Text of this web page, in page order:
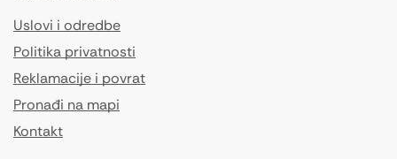
Uslovi i odredbe
Politika privatnosti
Reklamacije i povrat
Pronađi na mapi
Kontakt